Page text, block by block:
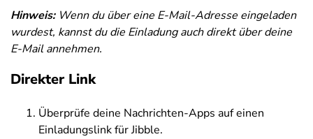
Hinweis: Wenn du über eine E-Mail-Adresse eingeladen
wurdest, kannst du die Einladung auch direkt über deine
E-Mail annehmen.
Direkter Link
Überprüfe deine Nachrichten-Apps auf einen
Einladungslink für Jibble.